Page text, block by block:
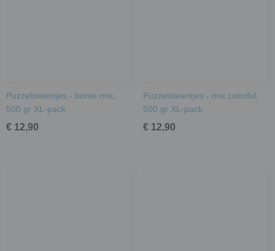
Puzzelsteentjes - bonte mix;
500 gr XL-pack
€ 12,90
Puzzelsteentjes - mix colorful;
500 gr XL-pack
€ 12,90